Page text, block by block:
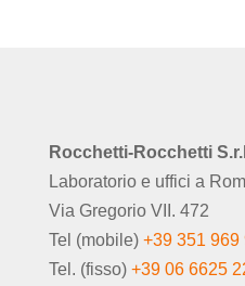
Rocchetti-Rocchetti
Laboratorio e uffici a
Via Gregorio VII. 472
Tel (mobile) +39 351 969
Tel. (fisso) +39 06 6625